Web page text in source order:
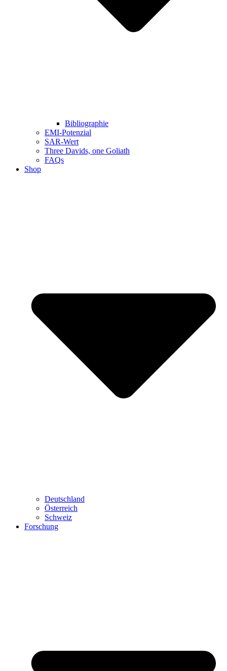
Bibliographie
EMI-Potenzial
SAR-Wert
Three Davids, one Goliath
FAQs
Shop
Deutschland
Österreich
Schweiz
Forschung